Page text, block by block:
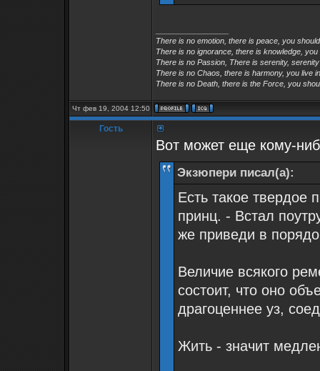
There is no emotion, there is peace, you
There is no ignorance, there is knowledge,
There is no Passion, There is serenity,
There is no Chaos, there is harmony, you live
There is no Death, there is the Force, you
Чт фев 19, 2004 12:50
Гость
Вот может еще кому-
Экзюпери писал(а):
Есть такое твердое
принц. - Встал
же приведи в
Величие всякого
состоит, что оно
драгоценнее уз,
Жить - значит